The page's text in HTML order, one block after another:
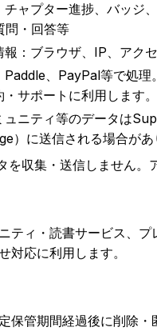
ャプター進捗、バッジ
問・回答等
報：ブラウザ、IP、アク
Paddle、PayPal等で処
サポートに利用します。
ュニティ等のデータは
）に送信される場合があ
を収集・送信しません
ティ・読書サービス、
対応に利用します。
保管期間経過後に削除